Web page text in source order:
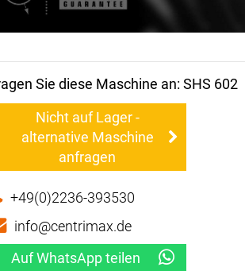
Sie diese Maschine an: SHS 602
Nicht auf Lager -
alternative Maschine
anfragen
+49(0)2236-393530
info@centrimax.de
Auf WhatsApp teilen